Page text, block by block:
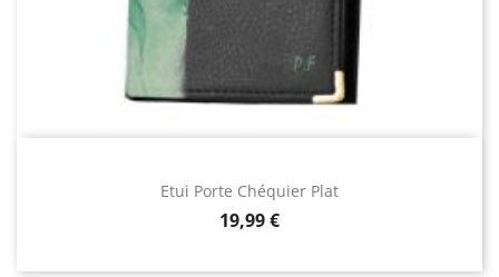
Etui Porte Chéquier Plat
Prix
19,99 €